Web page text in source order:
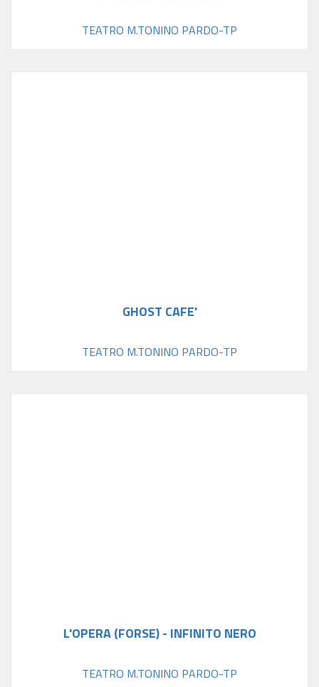
TEATRO M.TONINO PARDO-TP
GHOST CAFE'
TEATRO M.TONINO PARDO-TP
L'OPERA (FORSE) - INFINITO NERO
TEATRO M.TONINO PARDO-TP